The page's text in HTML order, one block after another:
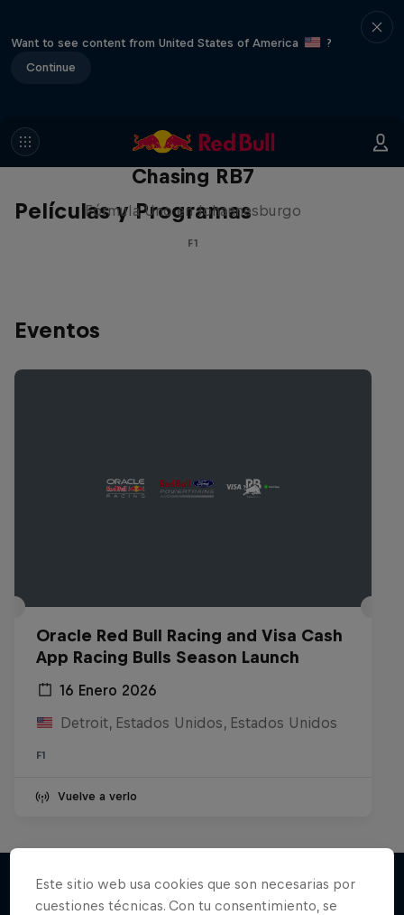
Want to see content from United States of America
?
Continue
Películas y Programas
Chasing RB7
Fórmula Uno en Johannesburgo
F1
Eventos
Oracle Red Bull Racing and Visa Cash
App Racing Bulls Season Launch
16 Enero 2026
Detroit, Estados Unidos, Estados Unidos
F1
Vuelve a verlo
Este sitio web usa cookies que son necesarias por
cuestiones técnicas. Con tu consentimiento, se